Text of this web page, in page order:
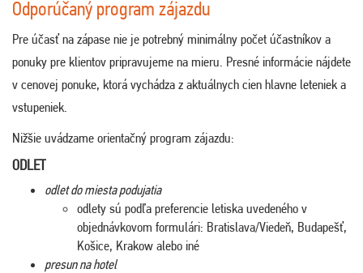
Odporúčaný program zájazdu
Pre účasť na zápase nie je potrebný minimálny počet účastníkov a
ponuky pre klientov pripravujeme na mieru. Presné informácie nájdete
v cenovej ponuke, ktorá vychádza z aktuálnych cien hlavne leteniek a
vstupeniek.
Nižšie uvádzame orientačný program zájazdu:
ODLET
odlet do miesta podujatia
odlety sú podľa preferencie letiska uvedeného v
objednávkovom formulári: Bratislava/Viedeň, Budapešť,
Košice, Krakow alebo iné
presun na hotel